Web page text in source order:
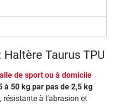
Taurus TPU
de sport ou à domicile
à 50 kg par pas de 2,5 kg
résistante à l’abrasion et